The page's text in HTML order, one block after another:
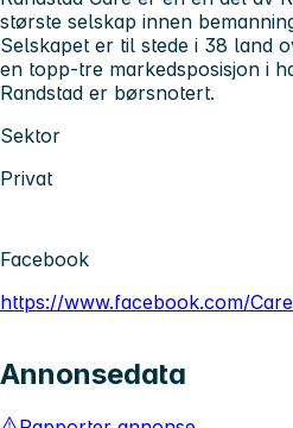
største selskap innen
Selskapet er til stede i 38 land
en topp-tre markedsposisjon i
Randstad er børsnotert.
Sektor
Privat
Facebook
https://www.facebook.com/
Annonsedata